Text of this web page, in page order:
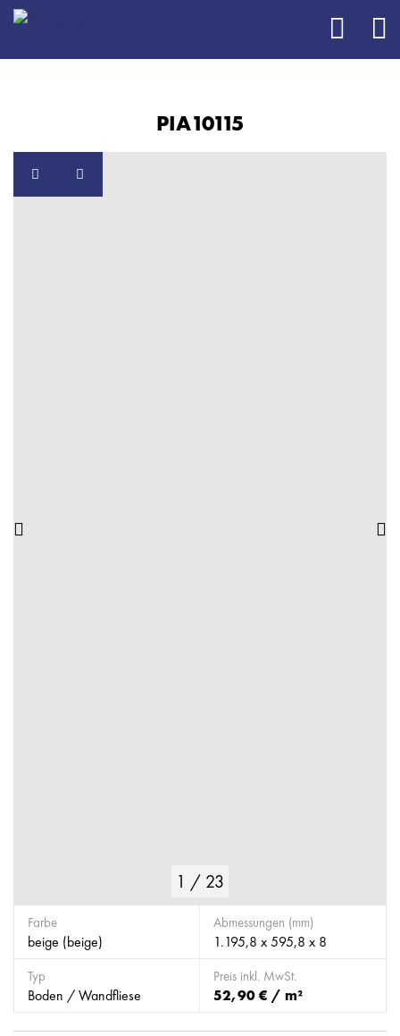
PIA10115
1 / 23
Farbe
beige (beige)
Abmessungen (mm)
1.195,8 x 595,8 x 8
Typ
Boden / Wandfliese
Preis inkl. MwSt.
52,90 € / m²